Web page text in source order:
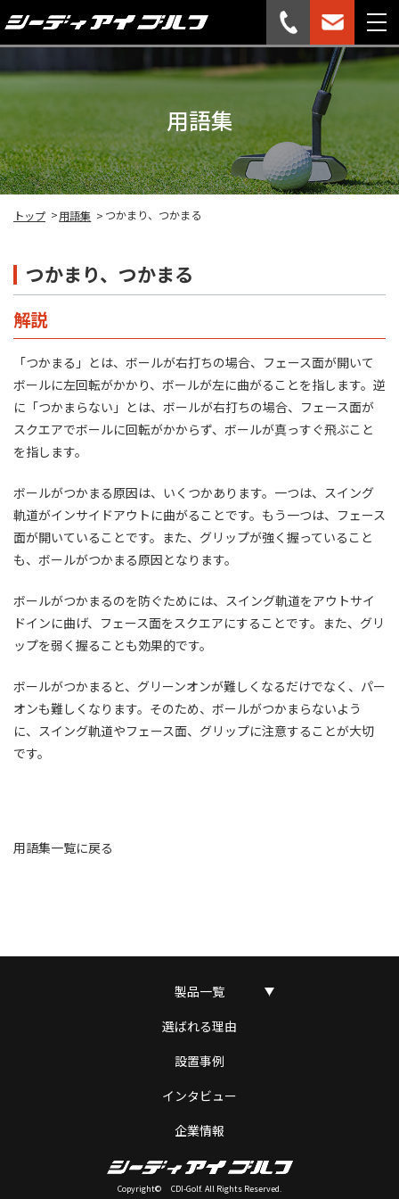
用語集
トップ 用語集 つかまり、つかまる
つかまり、つかまる
解説
「つかまる」とは、ボールが右打ちの場合、フェース面が開いて
ボールに左回転がかかり、ボールが左に曲がることを指します。逆
に「つかまらない」とは、ボールが右打ちの場合、フェース面が
スクエアでボールに回転がかからず、ボールが真っすぐ飛ぶこと
を指します。
ボールがつかまる原因は、いくつかあります。一つは、スイング
軌道がインサイドアウトに曲がることです。もう一つは、フェース
面が開いていることです。また、グリップが強く握っていること
も、ボールがつかまる原因となります。
ボールがつかまるのを防ぐためには、スイング軌道をアウトサイ
ドインに曲げ、フェース面をスクエアにすることです。また、グリ
ップを弱く握ることも効果的です。
ボールがつかまると、グリーンオンが難しくなるだけでなく、パー
オンも難しくなります。そのため、ボールがつかまらないよう
に、スイング軌道やフェース面、グリップに注意することが大切
です。
用語集一覧に戻る
製品一覧
選ばれる理由
設置事例
インタビュー
企業情報
Copyright© CDI-Golf. All Rights Reserved.